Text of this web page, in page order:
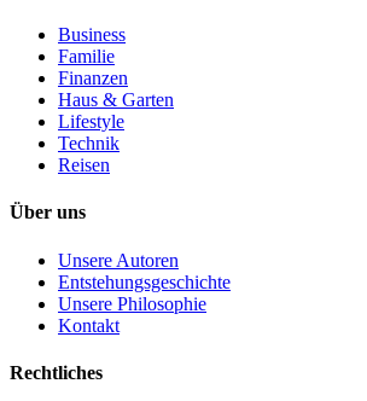
Business
Familie
Finanzen
Haus & Garten
Lifestyle
Technik
Reisen
Über uns
Unsere Autoren
Entstehungsgeschichte
Unsere Philosophie
Kontakt
Rechtliches